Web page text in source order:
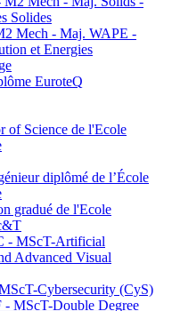
Solides
Mech - Maj. WAPE -
et Energies
EuroteQ
of Science de l'Ecole
diplômé de l’École
gradué de l'Ecole
- MScT-Artificial
Advanced Visual
Cybersecurity (CyS)
MScT-Double Degree